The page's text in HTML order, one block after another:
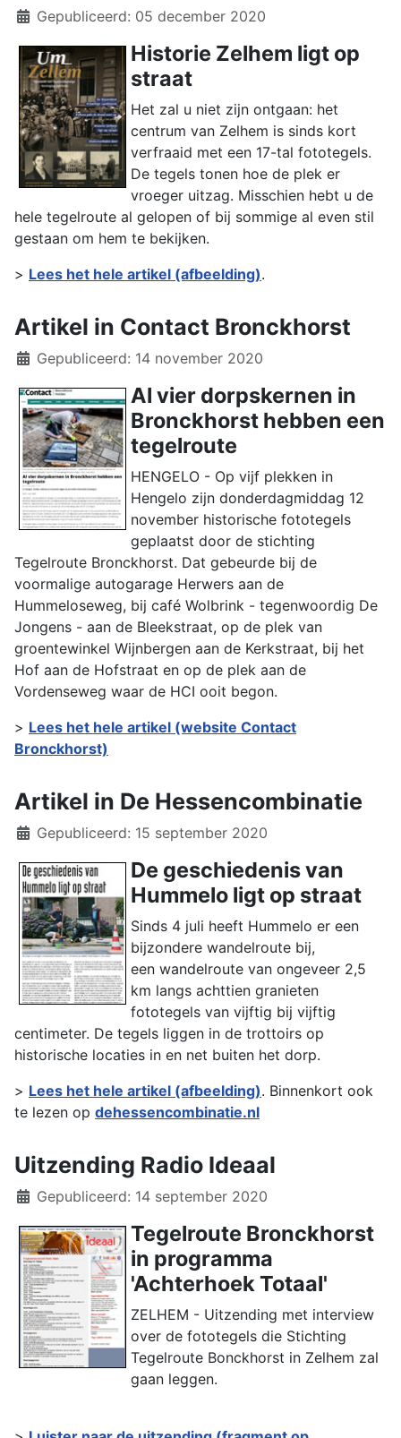
DetailsGepubliceerd: 05 december 2020
Historie Zelhem ligt op
straat
Het zal u niet zijn ontgaan: het
centrum van Zelhem is sinds kort
verfraaid met een 17-tal fototegels.
De tegels tonen hoe de plek er
vroeger uitzag. Misschien hebt u de
hele tegelroute al gelopen of bij sommige al even stil
gestaan om hem te bekijken.
> Lees het hele artikel (afbeelding).
Artikel in Contact Bronckhorst
DetailsGepubliceerd: 14 november 2020
Al vier dorpskernen in
Bronckhorst hebben een
tegelroute
HENGELO - Op vijf plekken in
Hengelo zijn donderdagmiddag 12
november historische fototegels
geplaatst door de stichting
Tegelroute Bronckhorst. Dat gebeurde bij de
voormalige autogarage Herwers aan de
Hummeloseweg, bij café Wolbrink - tegenwoordig De
Jongens - aan de Bleekstraat, op de plek van
groentewinkel Wijnbergen aan de Kerkstraat, bij het
Hof aan de Hofstraat en op de plek aan de
Vordenseweg waar de HCI ooit begon.
> Lees het hele artikel (website Contact
Bronckhorst)
Artikel in De Hessencombinatie
DetailsGepubliceerd: 15 september 2020
De geschiedenis van
Hummelo ligt op straat
Sinds 4 juli heeft Hummelo er een
bijzondere wandelroute bij,
een wandelroute van ongeveer 2,5
km langs achttien granieten
fototegels van vijftig bij vijftig
centimeter. De tegels liggen in de trottoirs op
historische locaties in en net buiten het dorp.
> Lees het hele artikel (afbeelding). Binnenkort ook
te lezen op dehessencombinatie.nl
Uitzending Radio Ideaal
DetailsGepubliceerd: 14 september 2020
Tegelroute Bronckhorst
in programma
'Achterhoek Totaal'
ZELHEM - Uitzending met interview
over de fototegels die Stichting
Tegelroute Bonckhorst in Zelhem zal
gaan leggen.